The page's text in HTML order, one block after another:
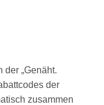
„Genäht.
der
zusammen